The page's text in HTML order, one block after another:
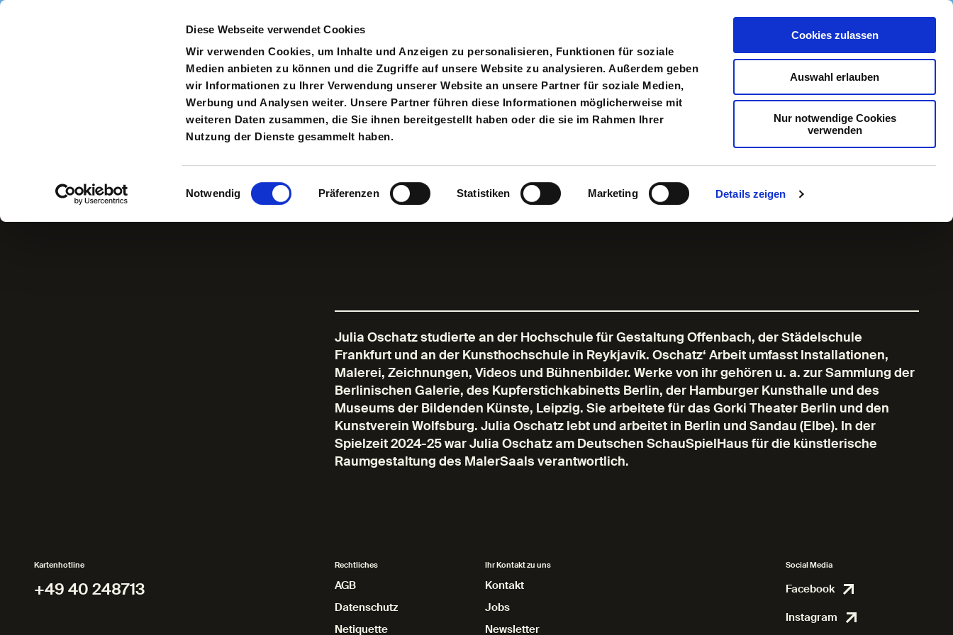
Diese Webseite verwendet Cookies
Wir verwenden Cookies, um Inhalte und Anzeigen zu personalisieren, Funktionen für soziale
Medien anbieten zu können und die Zugriffe auf unsere Website zu analysieren. Außerdem geben
wir Informationen zu Ihrer Verwendung unserer Website an unsere Partner für soziale Medien,
Werbung und Analysen weiter. Unsere Partner führen diese Informationen möglicherweise mit
weiteren Daten zusammen, die Sie ihnen bereitgestellt haben oder die sie im Rahmen Ihrer
Nutzung der Dienste gesammelt haben.
Einwilligungsauswahl
Notwendig Präferenzen Statistiken Marketing Details zeigen
Cookies zulassen
Auswahl erlauben
Nur notwendige Cookies
verwenden
Direkt zum Inhalt
Spielplan Toggle search input Suche Anmelden Anmeldung
Julia Oschatz
Julia Oschatz studierte an der Hochschule für Gestaltung Offenbach, der Städelschule
Frankfurt und an der Kunsthochschule in Reykjavík. Oschatz‘ Arbeit umfasst Installationen,
Malerei, Zeichnungen, Videos und Bühnenbilder. Werke von ihr gehören u. a. zur Sammlung der
Berlinischen Galerie, des Kupferstichkabinetts Berlin, der Hamburger Kunsthalle und des
Museums der Bildenden Künste, Leipzig. Sie arbeitete für das Gorki Theater Berlin und den
Kunstverein Wolfsburg. Julia Oschatz lebt und arbeitet in Berlin und Sandau (Elbe). In der
Spielzeit 2024-25 war Julia Oschatz am Deutschen SchauSpielHaus für die künstlerische
Raumgestaltung des MalerSaals verantwortlich.
Kartenhotline
+49 40 248713
Rechtliches
AGB
Datenschutz
Datenschutz
Netiquette
Ihr Kontakt zu uns
Kontakt
Jobs
Newsletter
Social Media
Facebook
Instagram